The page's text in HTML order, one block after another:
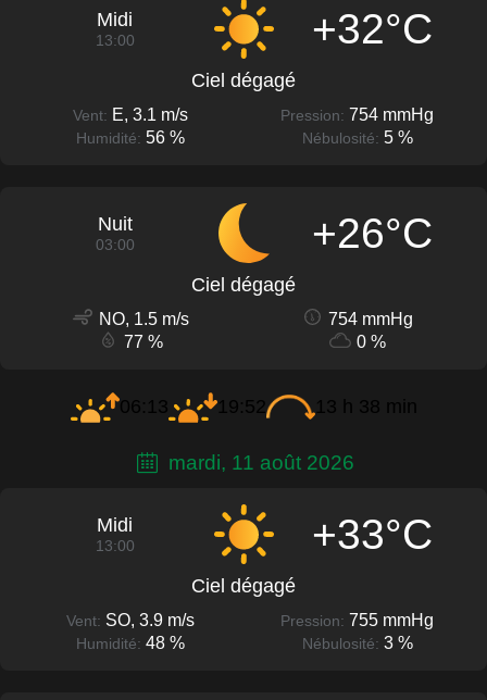
Midi
13:00 +32°C
Ciel dégagé
Vent: E, 3.1 m/s Pression: 754 mmHg
Humidité: 56 % Nébulosité: 5 %
Nuit
03:00 +26°C
Ciel dégagé
NO, 1.5 m/s
754 mmHg
77 %
0 %
06:13 19:52 13 h 38 min
mardi, 11 août 2026
Midi
13:00 +33°C
Ciel dégagé
Vent: SO, 3.9 m/s Pression: 755 mmHg
Humidité: 48 % Nébulosité: 3 %